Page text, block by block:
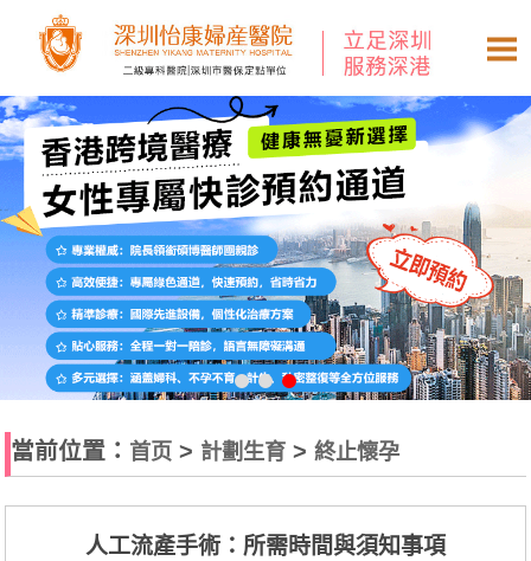
當前位置： 首页 > 計劃生育 >終止懷孕
人工流產手術：所需時間與須知事項